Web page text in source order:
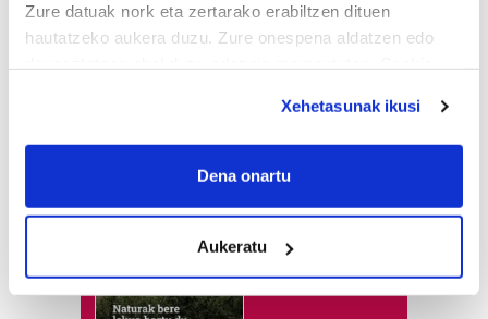
Zure datuak nork eta zertarako erabiltzen dituen
hautatzeko aukera duzu. Zure onespena aldatzen edo
If you allow, we would also like to:
Collect information about your geographical
Identify your device by actively scanning it for
specific characteristics (fingerprinting)
Find out more about how your personal data is processed
Xehetasunak ikusi
Dena onartu
Aukeratu
Astekaria
Naturak bere
lekua hartu du
urtegian
2.500 zkia.